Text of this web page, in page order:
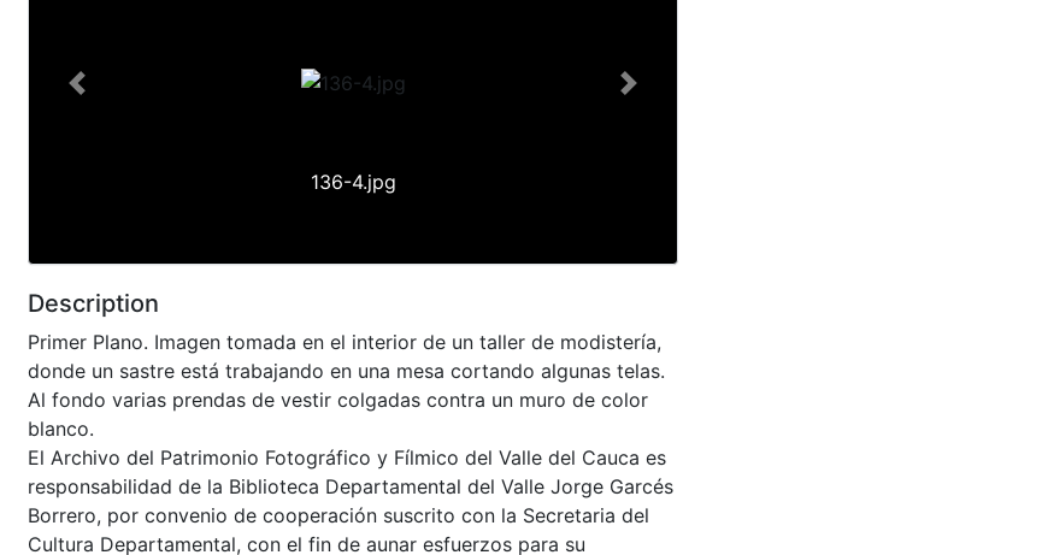
136-4.jpg
Previous Next
Description
Primer Plano. Imagen tomada en el interior de un taller de modistería,
donde un sastre está trabajando en una mesa cortando algunas telas.
Al fondo varias prendas de vestir colgadas contra un muro de color
blanco.
El Archivo del Patrimonio Fotográfico y Fílmico del Valle del Cauca es
responsabilidad de la Biblioteca Departamental del Valle Jorge Garcés
Borrero, por convenio de cooperación suscrito con la Secretaria del
Cultura Departamental, con el fin de aunar esfuerzos para su